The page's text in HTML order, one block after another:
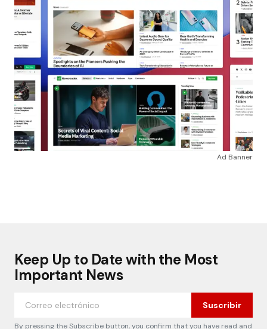
Ad Banner
Keep Up to Date with the Most
Important News
Suscribir
By pressing the Subscribe button, you confirm that you have read and